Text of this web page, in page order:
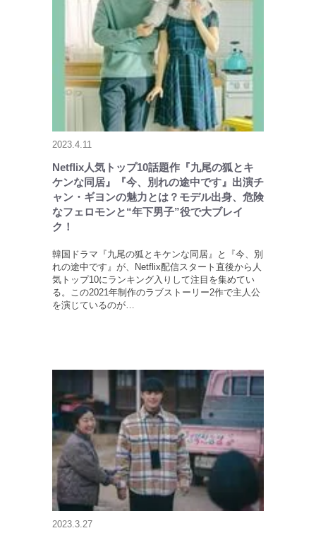
2023.4.11
Netflix人気トップ10話題作『九尾の狐とキ
ケンな同居』『今、別れの途中です』出演チ
ャン・ギヨンの魅力とは？モデル出身、危険
なフェロモンと“年下男子”役で大ブレイ
ク！
韓国ドラマ『九尾の狐とキケンな同居』と『今、別
れの途中です』が、Netflix配信スタート直後から人
気トップ10にランキング入りして注目を集めてい
る。この2021年制作のラブストーリー2作で主人公
を演じているのが…
2023.3.27